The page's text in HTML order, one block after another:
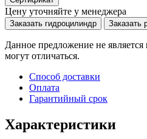
Цену уточняйте у менеджера
Заказать гидроцилиндр Заказать
Данное предложение не
могут отличаться.
Способ доставки
Оплата
Гарантийный срок
Характеристики